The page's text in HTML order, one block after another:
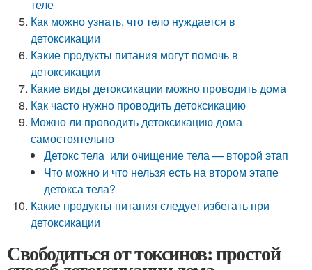
теле
Как можно узнать, что тело нуждается в
детоксикации
Какие продукты питания могут помочь в
детоксикации
Какие виды детоксикации можно проводить дома
Как часто нужно проводить детоксикацию
Можно ли проводить детоксикацию дома
самостоятельно
Детокс тела или очищение тела — второй этап
Что можно и что нельзя есть на втором этапе
детокса тела?
Какие продукты питания следует избегать при
детоксикации
Свободиться от токсинов: простой